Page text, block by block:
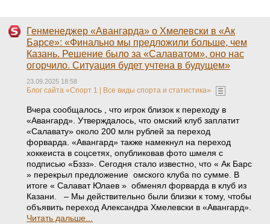
Генменеджер «Авангарда» о Хмелевски в «Ак
Барсе»: «Финально мы предложили больше, чем
Казань. Решение было за «Салаватом», оно нас
огорчило. Ситуация будет учтена в будущем»
23.09.2025 18:58
Блог сайта «Спорт 1 | Все виды спорта и статистика»
Вчера сообщалось , что игрок близок к переходу в
«Авангард». Утверждалось, что омский клуб заплатит
«Салавату» около 200 млн рублей за переход
форварда. «Авангард» также намекнул на переход
хоккеиста в соцсетях, опубликовав фото шмеля с
подписью «Бззз». Сегодня стало известно, что « Ак Барс
» перекрыл предложение омского клуба по сумме. В
итоге « Салават Юлаев » обменял форварда в клуб из
Казани. – Мы действительно были близки к тому, чтобы
объявить переход Александра Хмелевски в «Авангард».
Читать дальше...